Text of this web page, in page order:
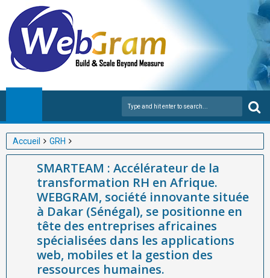
Accueil
GRH
SMARTEAM : Accélérateur de la transformation RH en Afrique.
WEBGRAM, société innovante située à Dakar (Sénégal), se
positionne en tête des entreprises africaines spécialisées dans
les applications web, mobiles et la gestion des ressources
humaines.
SMARTEAM : Accélérateur de la
transformation RH en Afrique.
WEBGRAM, société innovante située
à Dakar (Sénégal), se positionne en
tête des entreprises africaines
spécialisées dans les applications
web, mobiles et la gestion des
ressources humaines.